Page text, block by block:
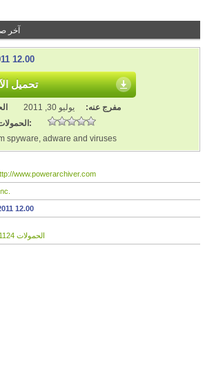
آخر
12.00
تحميل
مفرج عنه: يوليو 30, 2011
التقييم:
spyware, adware and viruses
www.powerarchiver.com
12.00
- 31124 الحمولات